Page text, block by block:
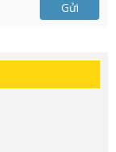
Gửi